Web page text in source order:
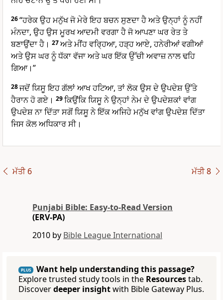
26“ਹਰੇਕ ਉਹ ਮਨੁੱਖ ਜੋ ਮੇਰੇ ਇਹ ਬਚਨ ਸੁਣਦਾ ਹੈ ਅਤੇ ਉਨ੍ਹਾਂ ਨੂੰ ਨਹੀਂ
ਮੰਨਦਾ, ਉਹ ਉਸ ਮੂਰਖ ਆਦਮੀ ਵਰਗਾ ਹੈ ਜੋ ਆਪਣਾ ਘਰ ਰੇਤ ਤੇ
ਬਣਾਉਂਦਾ ਹੈ। 27ਅਤੇ ਮੀਂਹ ਵਰ੍ਹਿਆ, ਹੜ੍ਹ ਆਏ, ਹਨੇਰੀਆਂ ਵਗੀਆਂ
ਅਤੇ ਉਸ ਘਰ ਨੂੰ ਧੱਕਾ ਵੱਜਾ ਅਤੇ ਘਰ ਇੱਕ ਉੱਚੀ ਅਵਾਜ਼ ਨਾਲ ਢਹਿ
ਗਿਆ।”
28ਜਦੋਂ ਯਿਸੂ ਇਹ ਗੱਲਾਂ ਆਖ ਹਟਿਆ, ਤਾਂ ਲੋਕ ਉਸ ਦੇ ਉਪਦੇਸ਼ ਉੱਤੇ
ਹੈਰਾਨ ਹੋ ਗਏ। 29ਕਿਉਂਕਿ ਯਿਸੂ ਨੇ ਉਨ੍ਹਾਂ ਨੇਮ ਦੇ ਉਪਦੇਸ਼ਕਾਂ ਵਾਂਗ
ਉਪਦੇਸ਼ ਨਾ ਦਿੱਤਾ ਸਗੋਂ ਯਿਸੂ ਨੇ ਇੱਕ ਅਜਿਹੇ ਮਨੁੱਖ ਵਾਂਗ ਉਪਦੇਸ਼ ਦਿੱਤਾ
ਜਿਸ ਕੋਲ ਅਧਿਕਾਰ ਸੀ।
ਮੱਤੀ 6 ਮੱਤੀ 8
Punjabi Bible: Easy-to-Read Version
(ERV-PA)
2010 by Bible League International
PLUS
Want help understanding this passage?
Explore trusted study tools in the Resourcestab.
Discoverdeeper insightwith Bible Gateway Plus.